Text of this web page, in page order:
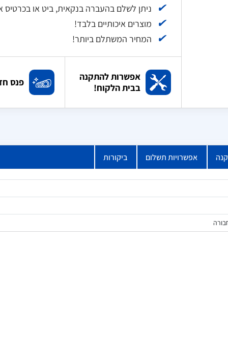
✔ ניתן לשלם בהעברה בנקאית, ביט או בכרטיס אשראי עד 12
✔ מוצרים איכותיים בלבד!
✔ המחיר המשתלם ביותר!
אפשרות להתקנה
בבית הלקוח!
פנס
אפשרויות תשלום ביקורות